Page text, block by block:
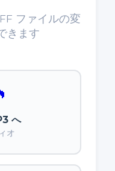
ファイルの変
きます
へ
オ